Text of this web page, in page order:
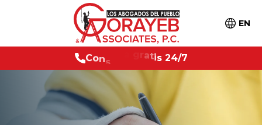
EN
Cons ratis 24/7